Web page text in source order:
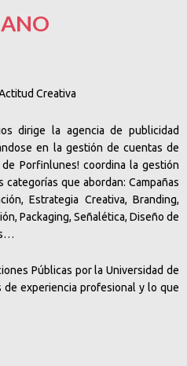
Creativa
dirige la agencia de publicidad
en la gestión de cuentas de
Porfinlunes! coordina la gestión
que abordan: Campañas
Estrategia Creativa, Branding,
Packaging, Señalética, Diseño de
Públicas por la Universidad de
de experiencia profesional y lo que